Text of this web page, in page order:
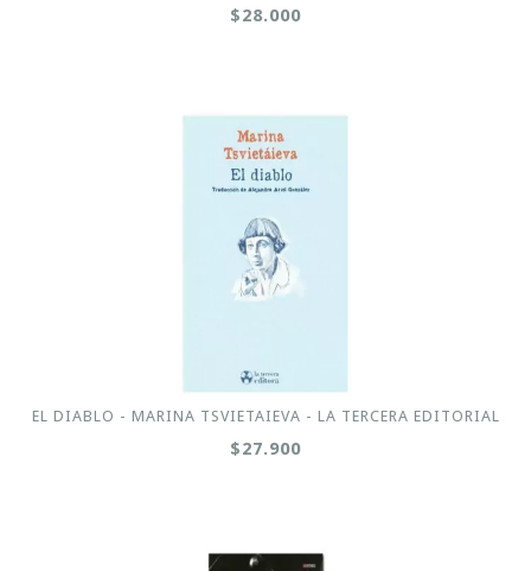
$28.000
EL DIABLO - MARINA TSVIETAIEVA - LA TERCERA EDITORIAL
$27.900